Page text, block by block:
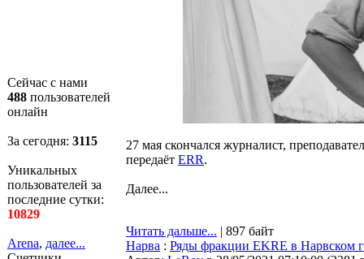
Сейчас с нами
488 пользователей
онлайн
За сегодня: 3115
Уникальных
пользователей за
последние сутки:
10829
Arena, далее...
27 мая скончался журналист,
передаёт ERR.
Далее...
Читать дальше... | 897 байт
Нарва : Ряды фракции EKRE в Нарвском